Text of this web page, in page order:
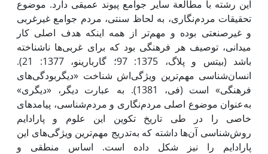
‌این رشته با مطالعة سایر جوامع پیوند عمیقی دارد. موضوع
تحقیقات مردم‌نگاری، به لحاظ سنتی، مردم جوامع غیرغربی
و غیرصنعتی بوده و مهم‌تر از همه ‌اینکه هدف اصلی کار
میدانی، توصیف هر فرهنگی بود که برای غربی‌ها ناشناخته
باشد (بیتس و پلاگ، 1375: 97؛ گاربارینو، 1377: 21).
انسان‌شناسی مهم‌ترین ویژگی‌اش شناخت «دیگربودگی‌های
فرهنگی» است (فی، 1381). به عبارت دیگر، «دیگری»
به‌عنوان موضوع اصلی مردم‌نگاری و مردم‌شناسی، پیامدهای
خاصی را در طی تاریخ تکوین‌ این علوم و پارادایم
روش‌شناسی آن‌ها داشته که به‌تدریج مهم‌ترین ویژگی‌های ‌این
پارادایم را نیز شکل داده است. اساس منطقی و